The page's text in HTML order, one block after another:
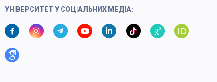
УНІВЕРСИТЕТ У СОЦІАЛЬНИХ МЕДІА: